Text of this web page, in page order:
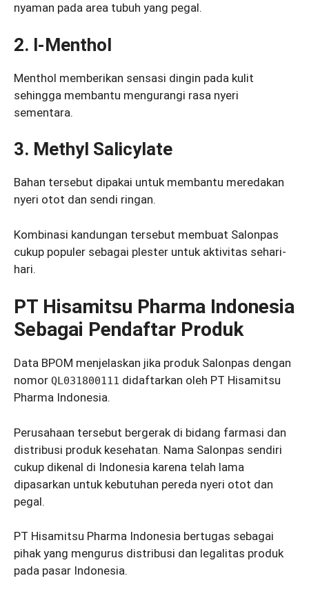
nyaman pada area tubuh yang pegal.
2. l-Menthol
Menthol memberikan sensasi dingin pada kulit
sehingga membantu mengurangi rasa nyeri
sementara.
3. Methyl Salicylate
Bahan tersebut dipakai untuk membantu meredakan
nyeri otot dan sendi ringan.
Kombinasi kandungan tersebut membuat Salonpas
cukup populer sebagai plester untuk aktivitas sehari-
hari.
PT Hisamitsu Pharma Indonesia
Sebagai Pendaftar Produk
Data BPOM menjelaskan jika produk Salonpas dengan
nomor QL031800111 didaftarkan oleh PT Hisamitsu
Pharma Indonesia.
Perusahaan tersebut bergerak di bidang farmasi dan
distribusi produk kesehatan. Nama Salonpas sendiri
cukup dikenal di Indonesia karena telah lama
dipasarkan untuk kebutuhan pereda nyeri otot dan
pegal.
PT Hisamitsu Pharma Indonesia bertugas sebagai
pihak yang mengurus distribusi dan legalitas produk
pada pasar Indonesia.